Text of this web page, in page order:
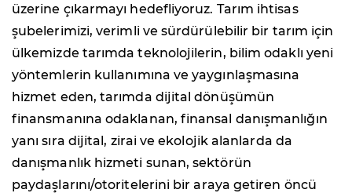
üzerine çıkarmayı hedefliyoruz. Tarım ihtisas
şubelerimizi, verimli ve sürdürülebilir bir tarım için
ülkemizde tarımda teknolojilerin, bilim odaklı yeni
yöntemlerin kullanımına ve yaygınlaşmasına
hizmet eden, tarımda dijital dönüşümün
finansmanına odaklanan, finansal danışmanlığın
yanı sıra dijital, zirai ve ekolojik alanlarda da
danışmanlık hizmeti sunan, sektörün
paydaşlarını/otoritelerini bir araya getiren öncü